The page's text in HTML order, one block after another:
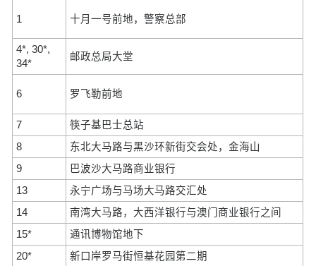
1 十月一号前地，警察总部
4*, 30*,
34*
邮政总局大堂
6 罗飞勒前地
7
筷子基巴士总站
8
东北大马路与黑沙环新街交会处，金海山
9
巴波沙大马路商业银行
13
永宁广场与马场大马路交汇处
14
南湾大马路，大西洋银行与澳门商业银行之间
15*
通讯博物馆地下
20*
新口岸罗马街恒基花园第二期